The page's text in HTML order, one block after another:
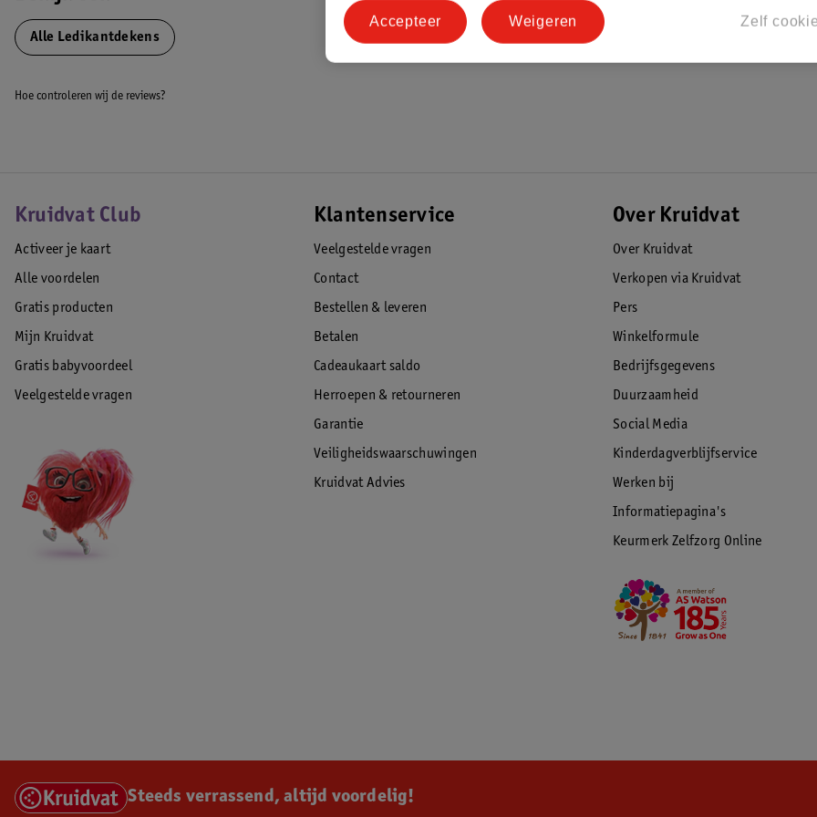
EAN code:8718276208656
Alle Ledikantdekens
Hoe controleren wij de reviews?
Kruidvat Club
Activeer je kaart
Alle voordelen
Gratis producten
Mijn Kruidvat
Gratis babyvoordeel
Veelgestelde vragen
Klantenservice
Veelgestelde vragen
Contact
Bestellen & leveren
Betalen
Cadeaukaart saldo
Herroepen & retourneren
Garantie
Veiligheidswaarschuwingen
Kruidvat Advies
Over Kruidvat
Over Kruidvat
Verkopen via Kruidvat
Pers
Winkelformule
Bedrijfsgegevens
Duurzaamheid
Social Media
Kinderdagverblijfservice
Werken bij
Informatiepagina's
Keurmerk Zelfzorg Online
Steeds verrassend, altijd voordelig!
Zelf
Weigeren
Accepteer